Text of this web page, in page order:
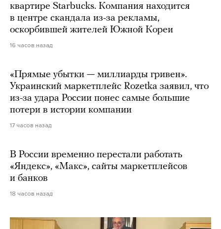
квартире Starbucks. Компания находится
в центре скандала из-за рекламы,
оскорбившей жителей Южной Кореи
16 часов назад
«Прямые убытки — миллиарды гривен».
Украинский маркетплейс Rozetka заявил, что
из-за удара России понес самые большие
потери в истории компании
17 часов назад
В России временно перестали работать
«Яндекс», «Макс», сайты маркетплейсов
и банков
18 часов назад